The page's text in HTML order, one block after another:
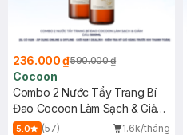
236.000 ₫590.000 ₫
Cocoon
Combo 2 Nước Tẩy Trang Bí
Đao Cocoon Làm Sạch & Giảm
Dầu 500ml
5.0 (57)
1.6k/tháng